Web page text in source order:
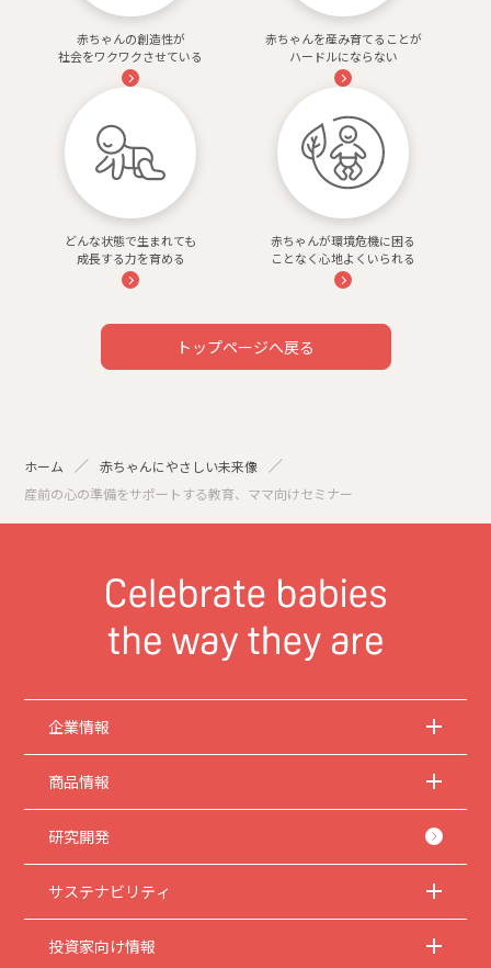
赤ちゃんの創造性が
社会をワクワクさせている
赤ちゃんを産み育てることが
ハードルにならない
どんな状態で生まれても
成長する力を育める
赤ちゃんが環境危機に困る
ことなく心地よくいられる
トップページへ戻る
ホーム
赤ちゃんにやさしい未来像
産前の心の準備をサポートする教育、ママ向けセミナー
企業情報
商品情報
研究開発
サステナビリティ
投資家向け情報